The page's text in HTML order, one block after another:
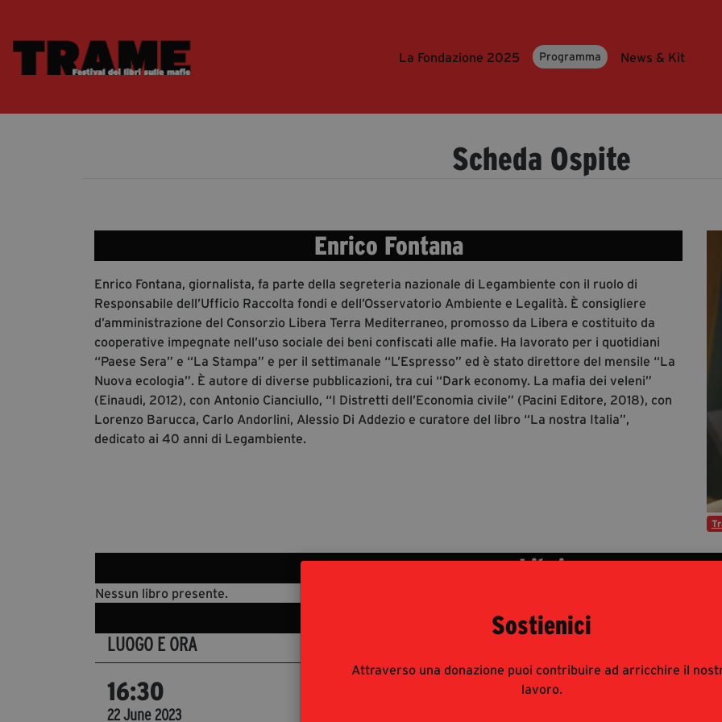
Sostienici
Attraverso una donazione puoi contribuire ad arricchire il
lavoro.
La Fondazione 2025 Programma News & Kit
Scheda Ospite
Enrico Fontana
Enrico Fontana, giornalista, fa parte della segreteria nazionale di Legambiente con il ruolo di
Responsabile dell’Ufficio Raccolta fondi e dell’Osservatorio Ambiente e Legalità. È consigliere
d’amministrazione del Consorzio Libera Terra Mediterraneo, promosso da Libera e costituito da
cooperative impegnate nell’uso sociale dei beni confiscati alle mafie. Ha lavorato per i quotidiani
“Paese Sera” e “La Stampa” e per il settimanale “L’Espresso” ed è stato direttore del mensile “La
Nuova ecologia”. È autore di diverse pubblicazioni, tra cui “Dark economy. La mafia dei veleni”
(Einaudi, 2012), con Antonio Cianciullo, “I Distretti dell’Economia civile” (Pacini Editore, 2018), con
Lorenzo Barucca, Carlo Andorlini, Alessio Di Addezio e curatore del libro “La nostra Italia”,
dedicato ai 40 anni di Legambiente.
Libri
Nessun libro presente.
Eventi
LUOGO E ORA
16:30
22 June 2023